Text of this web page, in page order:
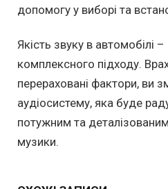
допомогу у виборі та
Якість звуку в автомобілі
комплексного підходу.
перераховані фактори, ви
аудіосистему, яка буде
потужним та
музики.